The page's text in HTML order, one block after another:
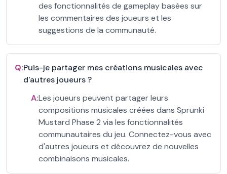
des fonctionnalités de gameplay basées sur
les commentaires des joueurs et les
suggestions de la communauté.
Q:Puis-je partager mes créations musicales avec
d'autres joueurs ?
A:Les joueurs peuvent partager leurs
compositions musicales créées dans Sprunki
Mustard Phase 2 via les fonctionnalités
communautaires du jeu. Connectez-vous avec
d'autres joueurs et découvrez de nouvelles
combinaisons musicales.